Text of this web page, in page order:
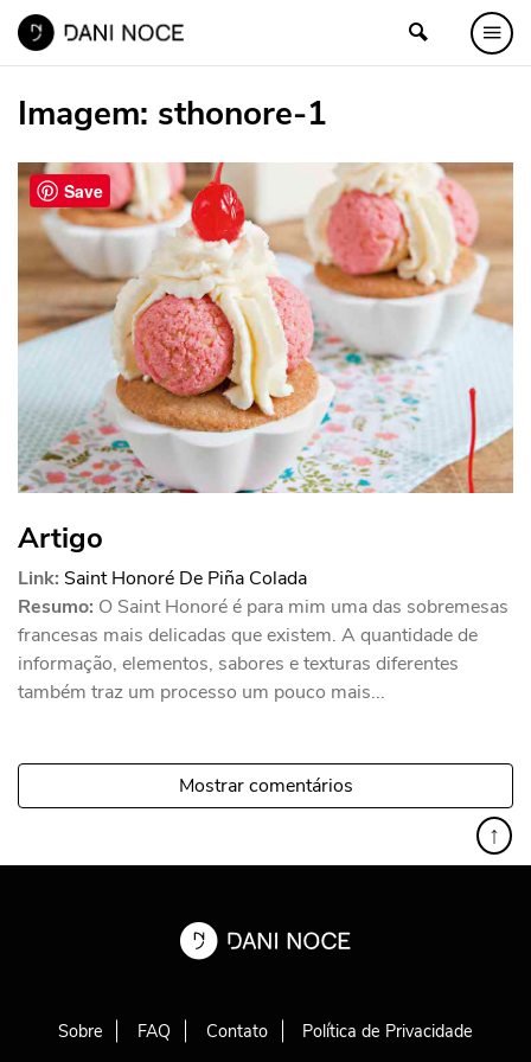
Imagem: sthonore-1
Artigo
Link: Saint Honoré De Piña Colada
Resumo: O Saint Honoré é para mim uma das sobremesas
francesas mais delicadas que existem. A quantidade de
informação, elementos, sabores e texturas diferentes
também traz um processo um pouco mais...
Mostrar comentários
↑
Sobre FAQ Contato Política de Privacidade
Save